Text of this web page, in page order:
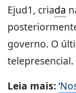
Ejud1, criada
governo. O
telepresencial.
Leia mais: